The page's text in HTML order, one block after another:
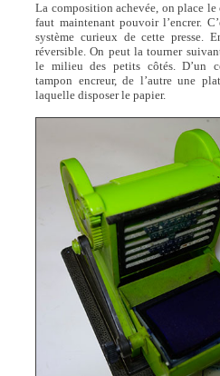
La composition achevée, on place le
faut maintenant pouvoir l’encrer.
système curieux de cette presse.
réversible. On peut la tourner
le milieu des petits côtés. D’un
tampon encreur, de l’autre une
laquelle disposer le papier.